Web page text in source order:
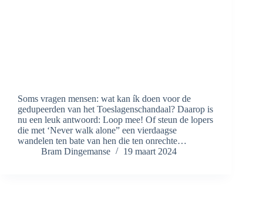
Soms vragen mensen: wat kan ík doen voor de
gedupeerden van het Toeslagenschandaal? Daarop is
nu een leuk antwoord: Loop mee! Of steun de lopers
die met ‘Never walk alone” een vierdaagse
wandelen ten bate van hen die ten onrechte…
Bram Dingemanse
19 maart 2024